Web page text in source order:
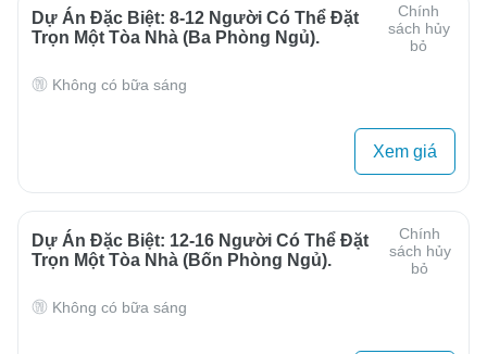
Dự Án Đặc Biệt: 8-12 Người Có Thể Đặt
Trọn Một Tòa Nhà (ba Phòng Ngủ).
Chính
sách hủy
bỏ
Không có bữa sáng
Xem giá
Dự Án Đặc Biệt: 12-16 Người Có Thể Đặt
Trọn Một Tòa Nhà (bốn Phòng Ngủ).
Chính
sách hủy
bỏ
Không có bữa sáng